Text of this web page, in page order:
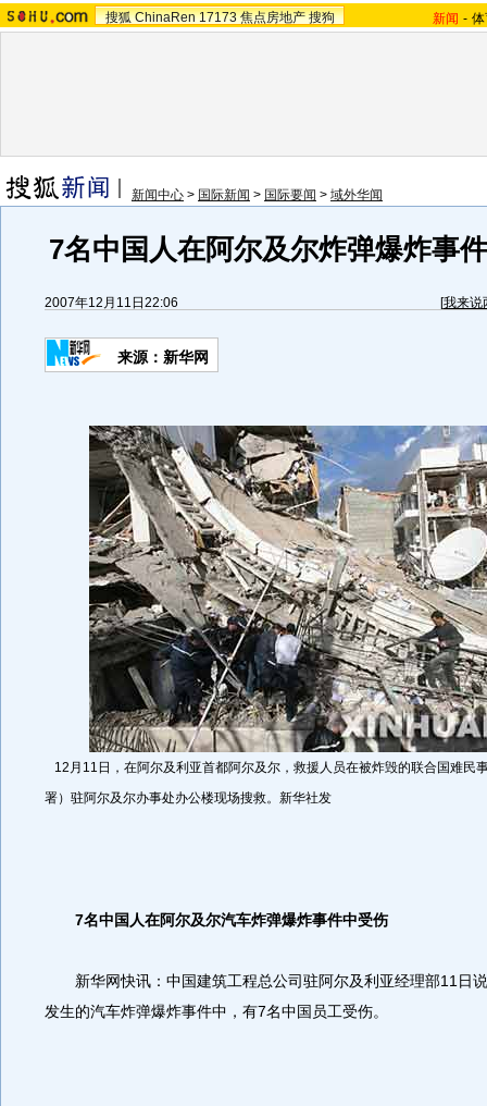
搜狐 ChinaRen 17173 焦点房地产 搜狗 新闻 -
新闻中心 > 国际新闻 > 国际要闻 > 域外华闻
7名中国人在阿尔及尔炸弹爆炸事
2007年12月11日22:06 [我来说
来源：新华网
12月11日，在阿尔及利亚首都阿尔及尔，救援人员在被炸毁的联合国难民
署）驻阿尔及尔办事处办公楼现场搜救。新华社发
7名中国人在阿尔及尔汽车炸弹爆炸事件中受伤
新华网快讯：中国建筑工程总公司驻阿尔及利亚经理部11日
发生的汽车炸弹爆炸事件中，有7名中国员工受伤。